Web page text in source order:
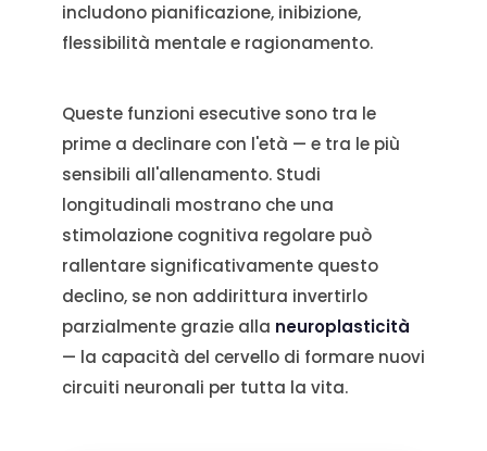
includono pianificazione, inibizione,
flessibilità mentale e ragionamento.
Queste funzioni esecutive sono tra le
prime a declinare con l'età — e tra le più
sensibili all'allenamento. Studi
longitudinali mostrano che una
stimolazione cognitiva regolare può
rallentare significativamente questo
declino, se non addirittura invertirlo
parzialmente grazie alla neuroplasticità
— la capacità del cervello di formare nuovi
circuiti neuronali per tutta la vita.